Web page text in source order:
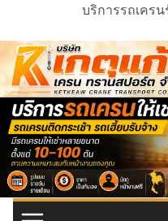
บริการรถเคร